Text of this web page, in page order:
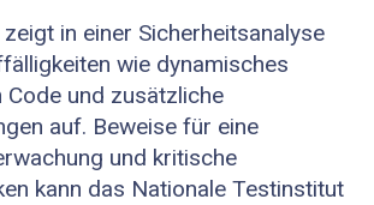
in einer Sicherheitsanalyse
wie dynamisches
Code und zusätzliche
auf. Beweise für eine
und kritische
kann das Nationale Testinstitut